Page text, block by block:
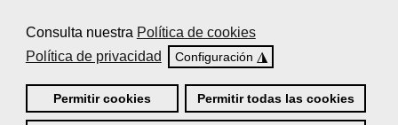
Consulta nuestra Política de cookies
Política de privacidad
Configuración ◮
Permitir cookies Permitir todas las cookies
el proceso.¡Pregúntanos!